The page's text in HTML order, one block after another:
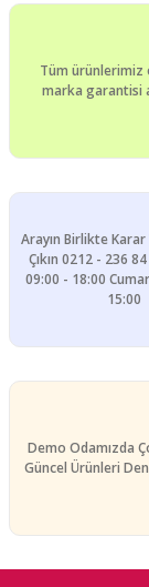
Ürün
Bu ürüne
Tüm ürünlerimiz
marka garantisi
Arayın Birlikte Karar
Çıkın 0212 - 236
09:00 - 18:00
15:00
Demo Odamızda
Güncel Ürünleri